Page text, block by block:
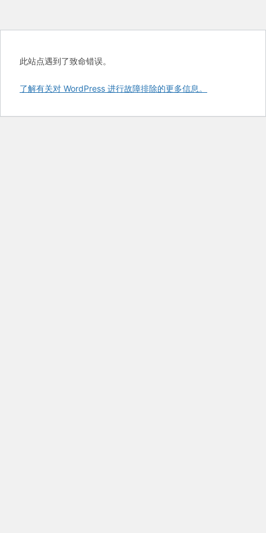
此站点遇到了致命错误。
了解有关对 WordPress 进行故障排除的更多信息。